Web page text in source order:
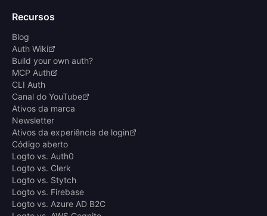
Recursos
Blog
Auth Wiki
Build your own auth?
MCP Auth
CLI Auth
Canal do YouTube
Ativos da marca
Newsletter
Ativos da experiência de login
Código aberto
Logto vs. Auth0
Logto vs. Clerk
Logto vs. Stytch
Logto vs. Firebase
Logto vs. Azure AD B2C